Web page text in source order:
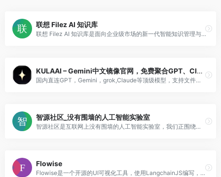
联想 Filez AI 知识库
联想 Filez AI 知识库是面向企业级市场的新一代智能知识管理与协同平台。其定位是构建企业“文件+内容+知识”全链路的智能协同与管理中枢，旨在系统性解决企业在数字化转型中面临的知识资产分散、检索低效、协作不畅及安全合规等核心挑战。
KULAAI – Gemini中文镜像官网，免费聚合GPT、Claude、Gork等AI模型
国内直连GPT，Gemini，grok,Claude等顶级模型，支持文件上传和联网搜索
智源社区_没有围墙的人工智能实验室
智源社区是互联网上没有围墙的人工智能实验室，我们正围绕关键学科与应用领域，建立紧密协作的学术共同体，构筑开放研究平台与协作工具，加速新线索发现、假设提出、提案产生。以创新的组织方式，打通学术研究、创业孵化、企业研发创新链，推动新概念产生与跨学科合作，并在这个过程中，培养出新一代问题的发现者和解决者。
Flowise
Flowise是一个开源的UI可视化工具，使用LangchainJS编写，用于构建定制化的LLM流程。它支持快速构建LLM应用程序，并提供可扩展的组件集成。Flowise可以用于构建LLM链、问答检索链、语言翻译链等多种应用场景。它是一个免费的开源项目，适用于商业和个人使用。